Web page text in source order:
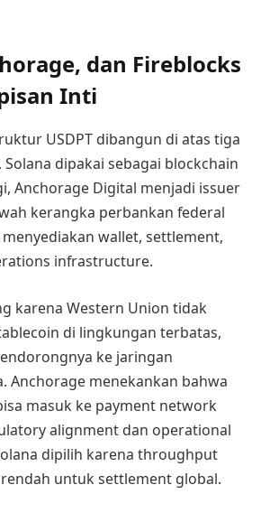
dan Fireblocks
Inti
USDPT dibangun di atas tiga
dipakai sebagai blockchain
Anchorage Digital menjadi issuer
kerangka perbankan federal
menyediakan wallet, settlement,
infrastructure.
karena Western Union tidak
di lingkungan terbatas,
ke jaringan
Anchorage menekankan bahwa
masuk ke payment network
alignment dan operational
dipilih karena throughput
untuk settlement global.